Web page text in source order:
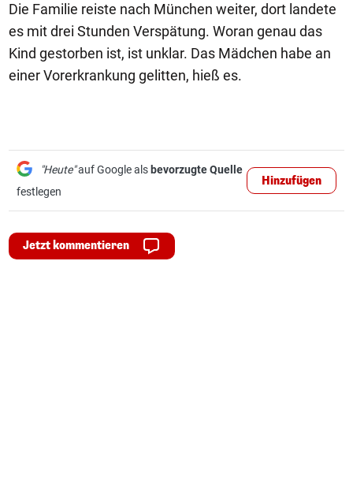
Die Familie reiste nach München weiter, dort landete
es mit drei Stunden Verspätung. Woran genau das
Kind gestorben ist, ist unklar. Das Mädchen habe an
einer Vorerkrankung gelitten, hieß es.
"Heute"auf Google als bevorzugte Quelle
festlegen
Hinzufügen
Jetzt kommentieren